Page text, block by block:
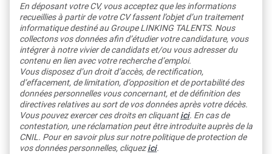
En déposant votre CV, vous acceptez que les informations
recueillies à partir de votre CV fassent l’objet d’un traitement
informatique destiné au Groupe LINKING TALENTS. Nous
collectons vos données afin d’étudier votre candidature, vous
intégrer à notre vivier de candidats et/ou vous adresser du
contenu en lien avec votre recherche d’emploi.
Vous disposez d’un droit d’accès, de rectification,
d’effacement, de limitation, d’opposition et de portabilité des
données personnelles vous concernant, et de définition des
directives relatives au sort de vos données après votre décès.
Vous pouvez exercer ces droits en cliquantici. En cas de
contestation, une réclamation peut être introduite auprès de la
CNIL. Pour en savoir plus sur notre politique de protection de
vos données personnelles, cliquezici.